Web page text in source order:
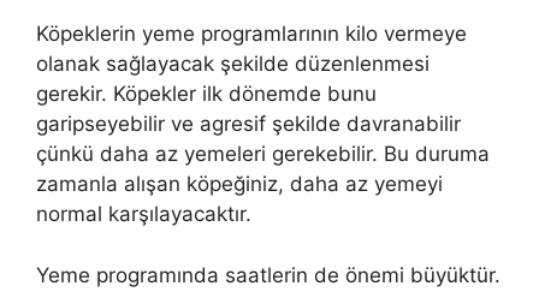
Köpeklerin yeme programlarının kilo vermeye
olanak sağlayacak şekilde düzenlenmesi
gerekir. Köpekler ilk dönemde bunu
garipseyebilir ve agresif şekilde davranabilir
çünkü daha az yemeleri gerekebilir. Bu duruma
zamanla alışan köpeğiniz, daha az yemeyi
normal karşılayacaktır.
Yeme programında saatlerin de önemi büyüktür.